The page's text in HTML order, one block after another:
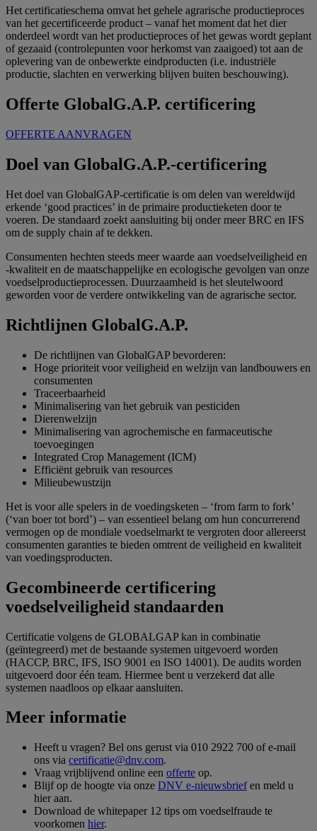
Het certificatieschema omvat het gehele agrarische productieproces
van het gecertificeerde product – vanaf het moment dat het dier
onderdeel wordt van het productieproces of het gewas wordt geplant
of gezaaid (controlepunten voor herkomst van zaaigoed) tot aan de
oplevering van de onbewerkte eindproducten (i.e. industriële
productie, slachten en verwerking blijven buiten beschouwing).
Offerte GlobalG.A.P. certificering
OFFERTE AANVRAGEN
Doel van GlobalG.A.P.-certificering
Het doel van GlobalGAP-certificatie is om delen van wereldwijd
erkende ‘good practices’ in de primaire productieketen door te
voeren. De standaard zoekt aansluiting bij onder meer BRC en IFS
om de supply chain af te dekken.
Consumenten hechten steeds meer waarde aan voedselveiligheid en
-kwaliteit en de maatschappelijke en ecologische gevolgen van onze
voedselproductieprocessen. Duurzaamheid is het sleutelwoord
geworden voor de verdere ontwikkeling van de agrarische sector.
Richtlijnen GlobalG.A.P.
De richtlijnen van GlobalGAP bevorderen:
Hoge prioriteit voor veiligheid en welzijn van landbouwers en
consumenten
Traceerbaarheid
Minimalisering van het gebruik van pesticiden
Dierenwelzijn
Minimalisering van agrochemische en farmaceutische
toevoegingen
Integrated Crop Management (ICM)
Efficiënt gebruik van resources
Milieubewustzijn
Het is voor alle spelers in de voedingsketen – ‘from farm to fork’
(‘van boer tot bord’) – van essentieel belang om hun concurrerend
vermogen op de mondiale voedselmarkt te vergroten door allereerst
consumenten garanties te bieden omtrent de veiligheid en kwaliteit
van voedingsproducten.
Gecombineerde certificering
voedselveiligheid standaarden
Certificatie volgens de GLOBALGAP kan in combinatie
(geïntegreerd) met de bestaande systemen uitgevoerd worden
(HACCP, BRC, IFS, ISO 9001 en ISO 14001). De audits worden
uitgevoerd door één team. Hiermee bent u verzekerd dat alle
systemen naadloos op elkaar aansluiten.
Meer informatie
Heeft u vragen? Bel ons gerust via 010 2922 700 of e-mail
ons via certificatie@dnv.com.
Vraag vrijblijvend online een offerte op.
Blijf op de hoogte via onze DNV e-nieuwsbriefen meld u
hier aan.
Download de whitepaper 12 tips om voedselfraude te
voorkomen hier.